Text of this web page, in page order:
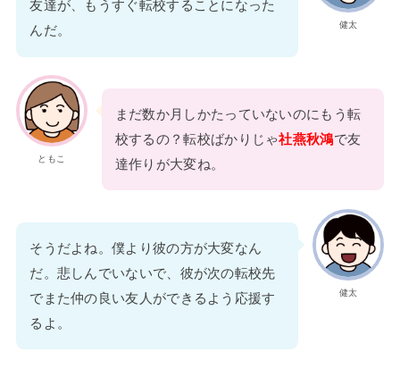
健太
友達が、もうすぐ転校することになった
んだ。
ともこ
まだ数か月しかたっていないのにもう転
校するの？転校ばかりじゃ社燕秋鴻で友
達作りが大変ね。
健太
そうだよね。僕より彼の方が大変なん
だ。悲しんでいないで、彼が次の転校先
でまた仲の良い友人ができるよう応援す
るよ。